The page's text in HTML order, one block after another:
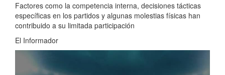
Factores como la competencia interna, decisiones tácticas
específicas en los partidos y algunas molestias físicas han
contribuido a su limitada participación
El Informador